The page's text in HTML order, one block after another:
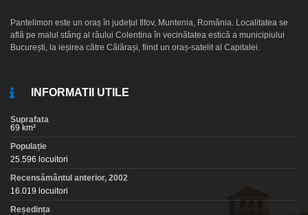
Pantelimon este un oraș în județul Ilfov, Muntenia, România. Localitatea se
află pe malul stâng al râului Colentina în vecinătatea estică a municipiului
București, la ieșirea către Călărași, fiind un oraș-satelit al Capitalei.
INFORMATII UTILE
Suprafata
69 km²
Populație
25.596 locuitori
Recensământul anterior, 2002
16.019 locuitori
Reședința